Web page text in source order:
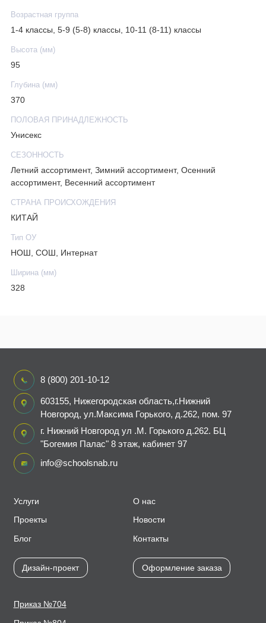
Возрастная группа
1-4 классы, 5-9 (5-8) классы, 10-11 (8-11) классы
Высота (мм)
95
Глубина (мм)
370
ПОЛОВАЯ ПРИНАДЛЕЖНОСТЬ
Унисекс
СЕЗОННОСТЬ
Летний ассортимент, Зимний ассортимент, Осенний
ассортимент, Весенний ассортимент
СТРАНА ПРОИСХОЖДЕНИЯ
КИТАЙ
Тип ОУ
НОШ, СОШ, Интернат
Ширина (мм)
328
Услуги
Проекты
Блог
Дизайн-проект
О нас
Новости
Контакты
Оформление заказа
Приказ №704
8 (800) 201-10-12
603155, Нижегородская область,г.Нижний
Новгород, ул.Максима Горького, д.262, пом. 97
г. Нижний Новгород ул .М. Горького д.262. БЦ
"Богемия Палас" 8 этаж, кабинет 97
info@schoolsnab.ru